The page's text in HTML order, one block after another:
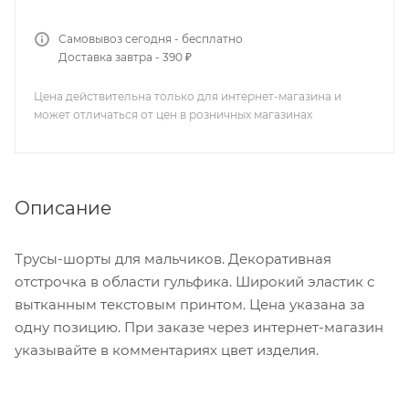
Самовывоз сегодня - бесплатно
Доставка завтра - 390 ₽
Цена действительна только для интернет-магазина и
может отличаться от цен в розничных магазинах
Описание
Трусы-шорты для мальчиков. Декоративная
отстрочка в области гульфика. Широкий эластик с
вытканным текстовым принтом. Цена указана за
одну позицию. При заказе через интернет-магазин
указывайте в комментариях цвет изделия.